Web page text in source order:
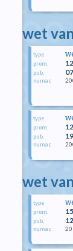
wet
type
prom.
pub.
numac
type
prom.
pub.
numac
wet
type
prom.
pub.
numac